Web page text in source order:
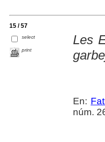
15 / 57
select
print
Les
En:
núm.